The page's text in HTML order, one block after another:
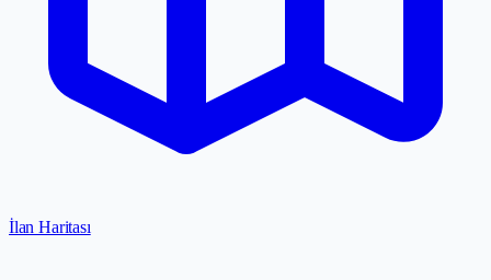
İlan Haritası